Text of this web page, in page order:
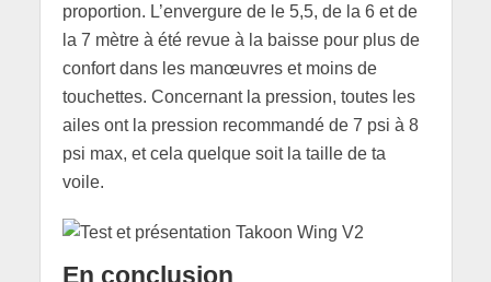
proportion. L’envergure de le 5,5, de la 6 et de
la 7 mètre à été revue à la baisse pour plus de
confort dans les manœuvres et moins de
touchettes. Concernant la pression, toutes les
ailes ont la pression recommandé de 7 psi à 8
psi max, et cela quelque soit la taille de ta
voile.
En conclusion